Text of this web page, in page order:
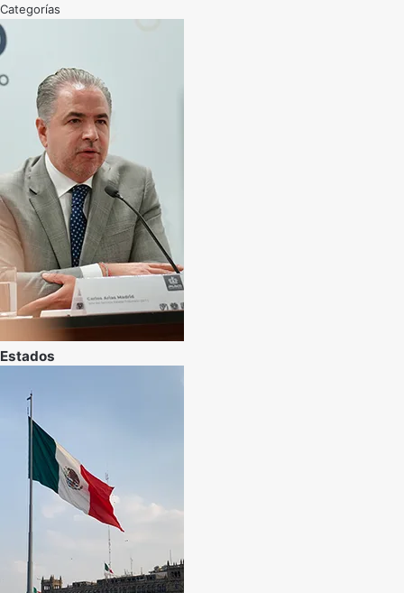
Categorías
Estados